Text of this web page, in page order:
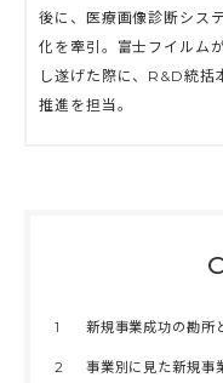
後に、医療画像診断シス
化を牽引。富士フイルム
し遂げた際に、R&D統括
推進を担当。
1 新規事業成功の勘所
2
事業別に見た新規事